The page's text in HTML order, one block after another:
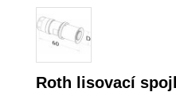
Roth lisovací